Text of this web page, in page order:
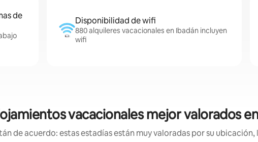
de
Disponibilidad de wifi
880 alquileres vacacionales en Ibadán incluyen
wifi
vacacionales mejor valorados
de acuerdo: estas estadías están muy valoradas por su